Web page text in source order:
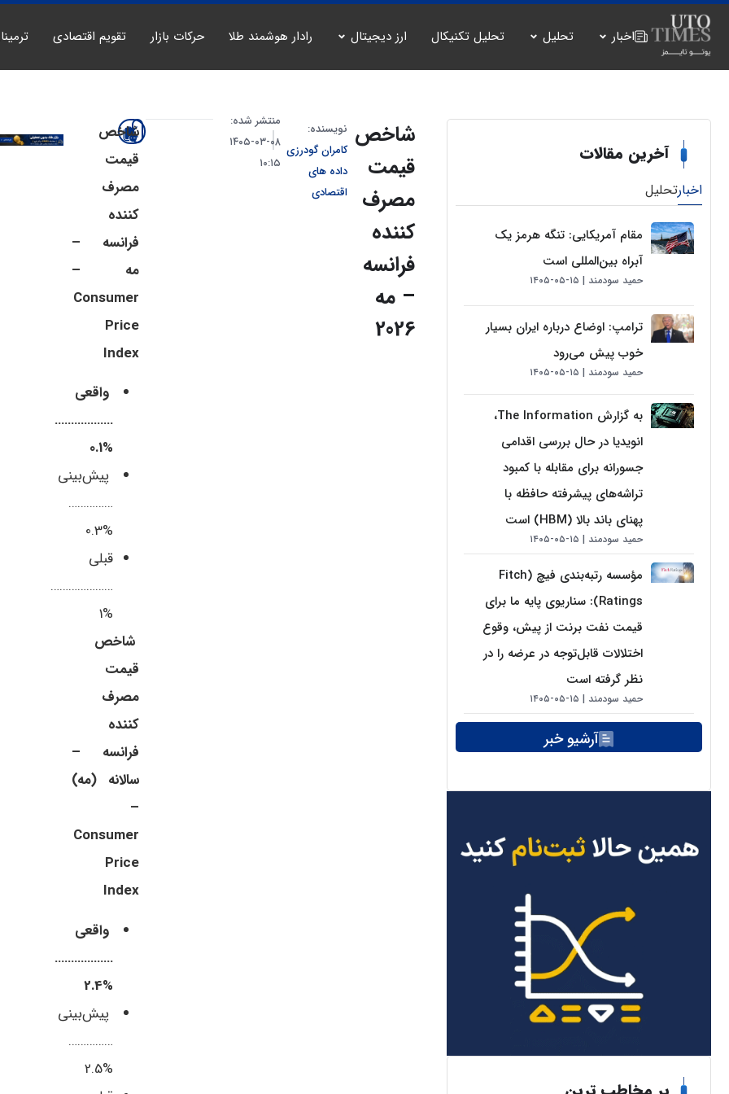
اخبار تحلیل تحلیل تکنیکال ارز دیجیتال رادار هوشمند طلا حرکات بازار تقویم اقتصادی
آخرین مقالات
اخبارتحلیل
مقام آمریکایی: تنگه هرمز یک
آبراه بین‌المللی است
حمید سودمند ۱۵-۰۵-۱۴۰۵
ترامپ: اوضاع درباره ایران بسیار
خوب پیش می‌رود
حمید سودمند ۱۵-۰۵-۱۴۰۵
به گزارش The Information،
انویدیا در حال بررسی اقدامی
جسورانه برای مقابله با کمبود
تراشه‌های پیشرفته حافظه با
پهنای باند بالا (HBM) است
حمید سودمند ۱۵-۰۵-۱۴۰۵
مؤسسه رتبه‌بندی فیچ (Fitch
Ratings): سناریوی پایه ما برای
قیمت نفت برنت از پیش، وقوع
اختلالات قابل‌توجه در عرضه را در
نظر گرفته است
حمید سودمند ۱۵-۰۵-۱۴۰۵
آرشیو خبر
شاخص
قیمت
مصرف
کننده
فرانسه
– مه
2026
نویسنده:
کامران گودرزی
داده های
اقتصادی
منتشر شده:
۰۸-۰۳-۱۴۰۵
۱۰:۱۵
شاخص
قیمت
مصرف
کننده
فرانسه –
مه –
Consumer
Price
Index
واقعی
………………
%0.1
پیش‌بینی
……………
%0.3
قبلی
…………………
%1
شاخص
قیمت
مصرف
کننده
فرانسه –
سالانه (مه)
–
Consumer
Price
Index
واقعی
………………
%2.4
پیش‌بینی
……………
%2.5